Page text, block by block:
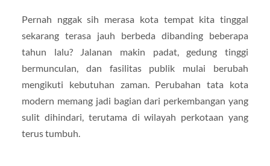
Pernah nggak sih merasa kota tempat kita tinggal
sekarang terasa jauh berbeda dibanding beberapa
tahun lalu? Jalanan makin padat, gedung tinggi
bermunculan, dan fasilitas publik mulai berubah
mengikuti kebutuhan zaman. Perubahan tata kota
modern memang jadi bagian dari perkembangan yang
sulit dihindari, terutama di wilayah perkotaan yang
terus tumbuh.